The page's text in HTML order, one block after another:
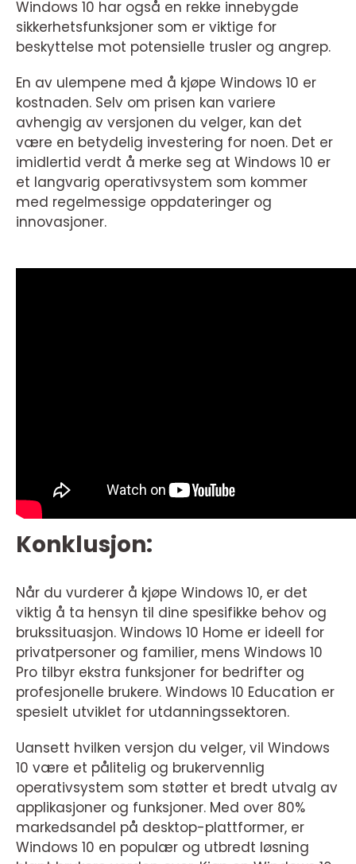
Windows 10 har også en rekke innebygde
sikkerhetsfunksjoner som er viktige for
beskyttelse mot potensielle trusler og angrep.
En av ulempene med å kjøpe Windows 10 er
kostnaden. Selv om prisen kan variere
avhengig av versjonen du velger, kan det
være en betydelig investering for noen. Det er
imidlertid verdt å merke seg at Windows 10 er
et langvarig operativsystem som kommer
med regelmessige oppdateringer og
innovasjoner.
Konklusjon:
Når du vurderer å kjøpe Windows 10, er det
viktig å ta hensyn til dine spesifikke behov og
brukssituasjon. Windows 10 Home er ideell for
privatpersoner og familier, mens Windows 10
Pro tilbyr ekstra funksjoner for bedrifter og
profesjonelle brukere. Windows 10 Education er
spesielt utviklet for utdanningssektoren.
Uansett hvilken versjon du velger, vil Windows
10 være et pålitelig og brukervennlig
operativsystem som støtter et bredt utvalg av
applikasjoner og funksjoner. Med over 80%
markedsandel på desktop-plattformer, er
Windows 10 en populær og utbredt løsning